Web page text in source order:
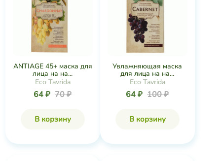
ANTIAGE 45+ маска для
лица на на...
Eco Tavrida
64 ₽ 70 ₽
В корзину
Увлажняющая маска
для лица на на...
Eco Tavrida
64 ₽ 100 ₽
В корзину